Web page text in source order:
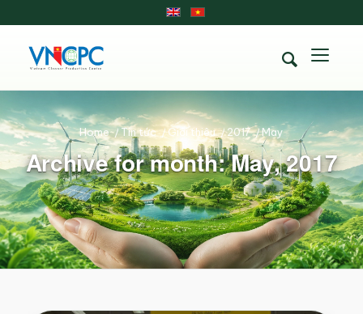
Archive for month: May, 2017
Home / Tin tức /Giới thiệu /2017 /May